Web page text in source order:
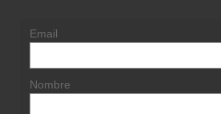
Email
Nombre